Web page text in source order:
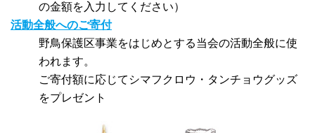
の金額を入力してください）
活動全般へのご寄付
野鳥保護区事業をはじめとする当会の活動全般に使
われます。
ご寄付額に応じてシマフクロウ・タンチョウグッズ
をプレゼント